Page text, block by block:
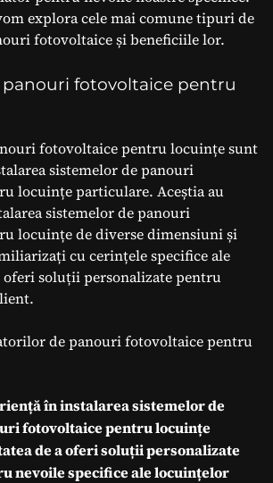
explora cele mai comune tipuri de
fotovoltaice și beneficiile lor.
fotovoltaice pentru
fotovoltaice pentru locuințe sunt
sistemelor de panouri
locuințe particulare. Aceștia au
sistemelor de panouri
locuințe de diverse dimensiuni și
cu cerințele specifice ale
soluții personalizate pentru
de panouri fotovoltaice pentru
în instalarea sistemelor de
fotovoltaice pentru locuințe
de a oferi soluții personalizate
nevoile specifice ale locuințelor